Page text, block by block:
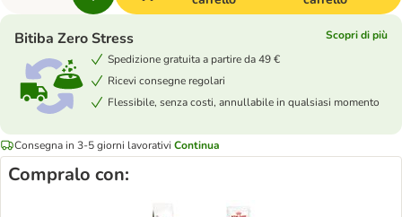
Bitiba Zero Stress
Scopri di più
Spedizione gratuita a partire da 49 €
Ricevi consegne regolari
Flessibile, senza costi, annullabile in qualsiasi momento
Consegna in 3-5 giorni lavorativi Continua
Compralo con: